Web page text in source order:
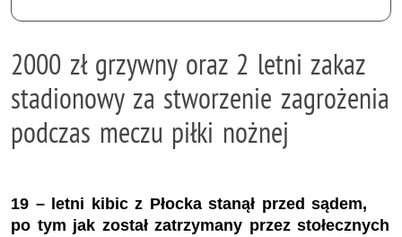
2000 zł grzywny oraz 2 letni zakaz
stadionowy za stworzenie zagrożenia
podczas meczu piłki nożnej
19 – letni kibic z Płocka stanął przed sądem,
po tym jak został zatrzymany przez stołecznych